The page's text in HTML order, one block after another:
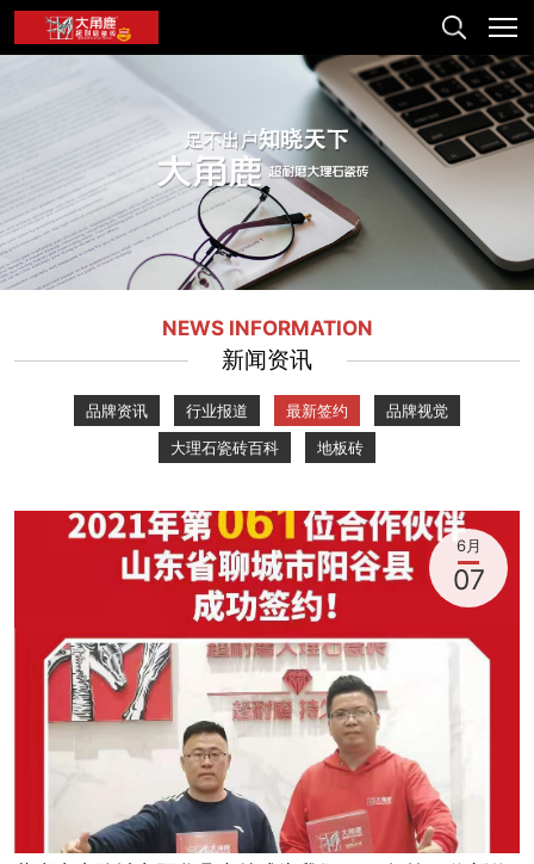
NEWS INFORMATION
新闻资讯
品牌资讯 行业报道 最新签约
品牌视觉
大理石瓷砖百科
地板砖
6月
07